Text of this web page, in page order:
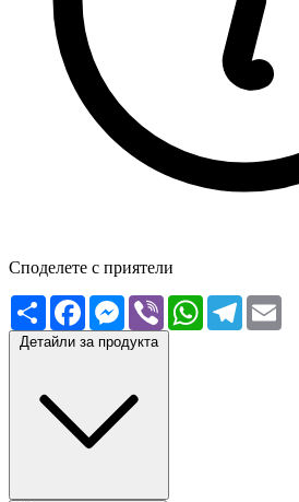
Споделете с приятели
СподелиFacebookMessenger
Viber WhatsApp
Telegram
Детайли за продукта